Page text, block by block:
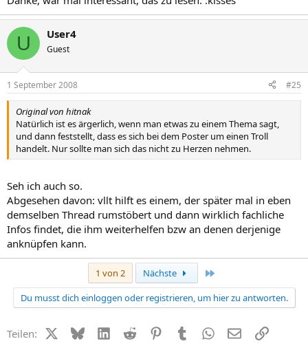
U User4
Guest
1 September 2008 #25
Original von hitnak
Natürlich ist es ärgerlich, wenn man etwas zu einem Thema sagt,
und dann feststellt, dass es sich bei dem Poster um einen Troll
handelt. Nur sollte man sich das nicht zu Herzen nehmen.
Seh ich auch so.
Abgesehen davon: vllt hilft es einem, der später mal in eben
demselben Thread rumstöbert und dann wirklich fachliche
Infos findet, die ihm weiterhelfen bzw an denen derjenige
anknüpfen kann.
1 von 2 Nächste
Du musst dich einloggen oder registrieren, um hier zu antworten.
Teilen: X (Twitter)
BlueskyLinkedIn
Reddit PinterestTumblr WhatsApp
E-MailLink